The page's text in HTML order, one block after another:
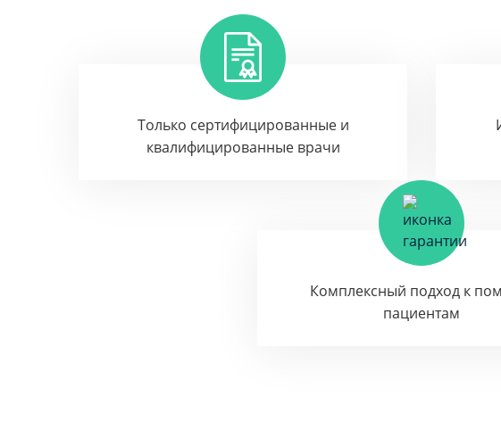
Только сертифицированные и
квалифицированные врачи
Комплексный подход к
пациентам